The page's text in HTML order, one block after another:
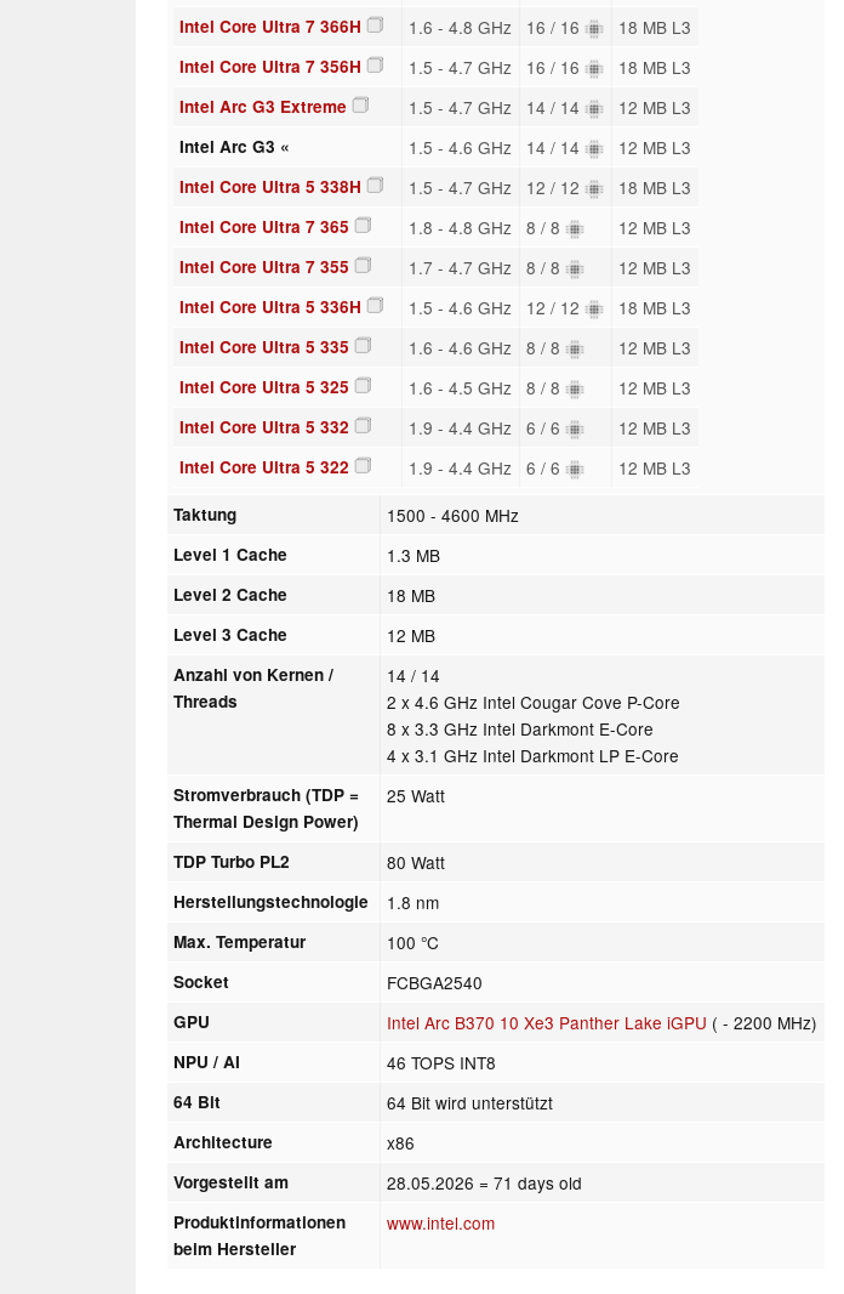
Intel Core Ultra 7 366H 1.6 - 4.8 GHz 16 / 16 18 MB L3
Intel Core Ultra 7 356H 1.5 - 4.7 GHz 16 / 16 18 MB L3
Intel Arc G3 Extreme 1.5 - 4.7 GHz 14 / 14 12 MB L3
Intel Arc G3 « 1.5 - 4.6 GHz 14 / 14 12 MB L3
Intel Core Ultra 5 338H 1.5 - 4.7 GHz 12 / 12 18 MB L3
Intel Core Ultra 7 365 1.8 - 4.8 GHz 8 / 8 12 MB L3
Intel Core Ultra 7 355 1.7 - 4.7 GHz 8 / 8 12 MB L3
Intel Core Ultra 5 336H 1.5 - 4.6 GHz 12 / 12 18 MB L3
Intel Core Ultra 5 335 1.6 - 4.6 GHz 8 / 8 12 MB L3
Intel Core Ultra 5 325 1.6 - 4.5 GHz 8 / 8 12 MB L3
Intel Core Ultra 5 332 1.9 - 4.4 GHz 6 / 6 12 MB L3
Intel Core Ultra 5 322 1.9 - 4.4 GHz 6 / 6 12 MB L3
Taktung 1500 - 4600 MHz
Level 1 Cache 1.3 MB
Level 2 Cache 18 MB
Level 3 Cache 12 MB
Anzahl von Kernen /
Threads
14 / 14
2 x 4.6 GHz Intel Cougar Cove P-Core
8 x 3.3 GHz Intel Darkmont E-Core
4 x 3.1 GHz Intel Darkmont LP E-Core
Stromverbrauch (TDP =
Thermal Design Power)
25 Watt
TDP Turbo PL2 80 Watt
Herstellungstechnologie 1.8 nm
Max. Temperatur 100 °C
Socket FCBGA2540
GPU Intel Arc B370 10 Xe3 Panther Lake iGPU ( - 2200 MHz)
NPU / AI 46 TOPS INT8
64 Bit 64 Bit wird unterstützt
Architecture x86
Vorgestellt am 28.05.2026 = 71 days old
Produktinformationen
beim Hersteller
www.intel.com